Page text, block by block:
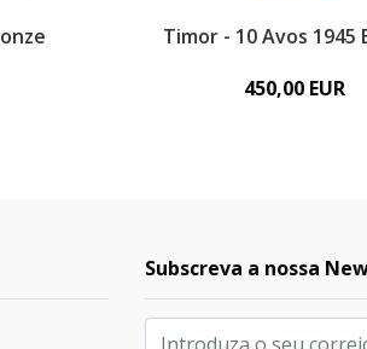
Timor - 10 Avos 1945
450,00 EUR
Subscreva a nossa